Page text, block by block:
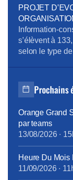
cadre du plan
de la
Véhicule,
sein du groupe
PROJET
D’ORANGE SA
Information-
s’élèvent à
selon le type
présentiel ont
à développer
Prochains
Orange Grand
par teams
13/08/2026·
Heure Du Mois
11/09/2026·